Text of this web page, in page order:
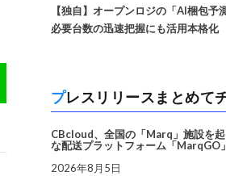
【独自】オープンロジの「AI梱包予
必要台数の迅速把握にも活用本格化
プレスリリースまとめて
CBcloud、全国の「Marq」施設を
な配送プラットフォーム「MarqGO
2026年8月5日